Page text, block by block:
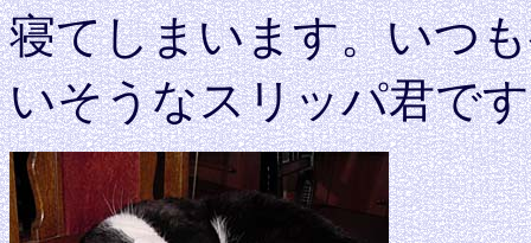
寝てしまいます。いつ
いそうなスリッパ君で